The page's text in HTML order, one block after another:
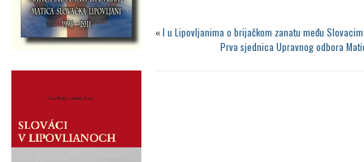
«I u Lipovljanima o brijačkom zanatu među
Prva sjednica Upravnog odbora